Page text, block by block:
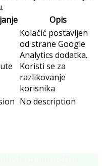
Opis
Kolačić postavljen
od strane Google
Analytics dodatka.
Koristi se za
razlikovanje
korisnika
No description